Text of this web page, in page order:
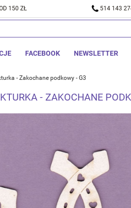
DOSTAWA OD 150 ZŁ
FACEBOOK NEWSLETTER
- Zakochane podkowy - G3
150 ZŁ 514 143
- ZAKOCHANE